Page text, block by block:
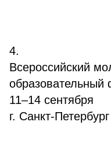
4.
Всероссийский
11–14 сентября
г. Санкт-Петербург